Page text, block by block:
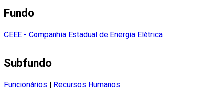
Fundo
CEEE - Companhia Estadual de Energia Elétrica
Subfundo
Funcionários Recursos Humanos